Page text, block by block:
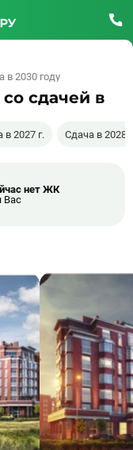
в 2030 году
сдачей в
в 2027 г. Сдача в 2028
нет ЖК
Вас